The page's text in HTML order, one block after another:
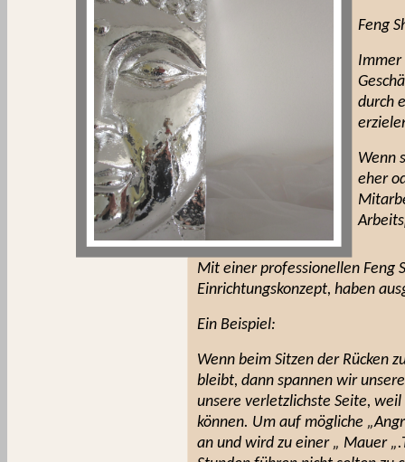
Feng
Immer
durch
Wenn
eher
Mit einer professionellen Feng
Einrichtungskonzept, haben
Ein Beispiel:
Wenn beim Sitzen der Rücken
bleibt, dann spannen wir
unsere verletzlichste Seite,
können. Um auf mögliche
an und wird zu einer „ Mauer